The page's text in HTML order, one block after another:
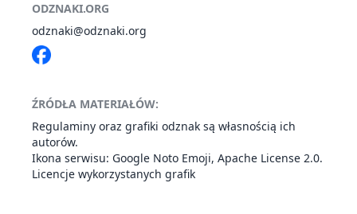
ODZNAKI.ORG
odznaki@odznaki.org
ŹRÓDŁA MATERIAŁÓW:
Regulaminy oraz grafiki odznak są własnością ich
autorów.
Ikona serwisu: Google Noto Emoji, Apache License 2.0.
Licencje wykorzystanych grafik